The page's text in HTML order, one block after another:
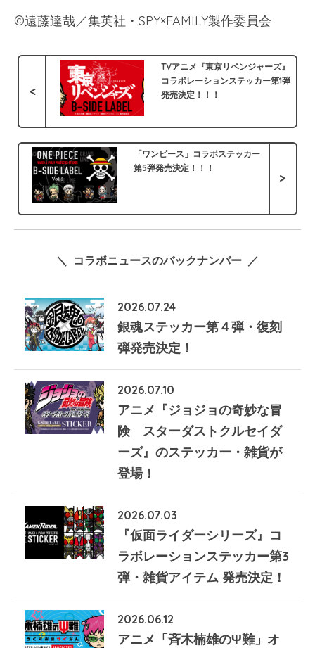
©遠藤達哉／集英社・SPY×FAMILY製作委員会
<
TVアニメ『東京リベンジャーズ』
コラボレーションステッカー第1弾
発売決定！！！
「ワンピース」コラボステッカー
第5弾発売決定！！！
>
＼ コラボニュースのバックナンバー ／
2026.07.24
銀魂ステッカー第４弾・復刻
弾発売決定！
2026.07.10
アニメ『ジョジョの奇妙な冒
険 スターダストクルセイダ
ーズ』のステッカー・雑貨が
登場！
2026.07.03
『仮面ライダーシリーズ』コ
ラボレーションステッカー第3
弾・雑貨アイテム 発売決定！
2026.06.12
アニメ「斉木楠雄のΨ難」オ